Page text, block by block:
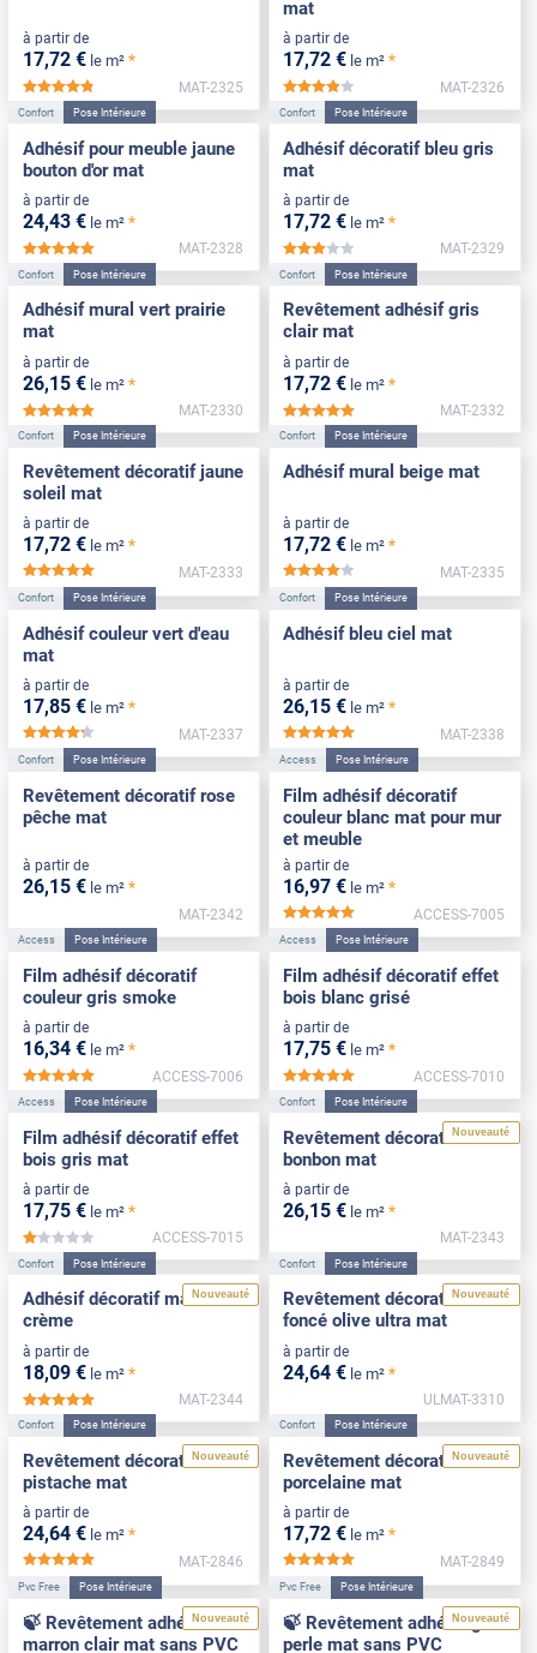
à partir de
17,72 € le m² *
*****
MAT-2325
mat
à partir de
17,72 € le m² *
*****
MAT-2326
Confort Pose Intérieure
Adhésif pour meuble jaune
bouton d'or mat
à partir de
24,43 € le m² *
*****
MAT-2328
Confort Pose Intérieure
Adhésif décoratif bleu gris
mat
à partir de
17,72 € le m² *
*****
MAT-2329
Confort Pose Intérieure
Adhésif mural vert prairie
mat
à partir de
26,15 € le m² *
*****
MAT-2330
Confort Pose Intérieure
Revêtement adhésif gris
clair mat
à partir de
17,72 € le m² *
MAT-2332
Confort Pose Intérieure
Revêtement décoratif jaune
soleil mat
à partir de
17,72 € le m² *
MAT-2333
Confort Pose Intérieure
Adhésif mural beige mat
à partir de
17,72 € le m² *
*****
MAT-2335
Confort Pose Intérieure
Adhésif couleur vert d'eau
mat
à partir de
17,85 € le m² *
*****
MAT-2337
Confort Pose Intérieure
Adhésif bleu ciel mat
à partir de
26,15 € le m² *
MAT-2338
Confort Pose Intérieure
Revêtement décoratif rose
pêche mat
à partir de
26,15 € le m² *
MAT-2342
Access Pose Intérieure
Film adhésif décoratif
couleur blanc mat pour mur
et meuble
à partir de
16,97 € le m² *
ACCESS-7005
Access Pose Intérieure
Film adhésif décoratif
couleur gris smoke
à partir de
16,34 € le m² *
*****
ACCESS-7006
Access Pose Intérieure
Film adhésif décoratif effet
bois blanc grisé
à partir de
17,75 € le m² *
ACCESS-7010
Access Pose Intérieure
Film adhésif décoratif effet
bois gris mat
à partir de
17,75 € le m² *
*****
ACCESS-7015
Nouveauté
Confort Pose Intérieure
Revêtement décoratif rose
bonbon mat
à partir de
26,15 € le m² *
MAT-2343
Nouveauté
Confort Pose Intérieure
Adhésif décoratif mat blanc
crème
à partir de
18,09 € le m² *
*****
MAT-2344
Nouveauté
Confort Pose Intérieure
Revêtement décoratif vert
foncé olive ultra mat
à partir de
24,64 € le m² *
ULMAT-3310
Nouveauté
Confort Pose Intérieure
Revêtement décoratif vert
pistache mat
à partir de
24,64 € le m² *
MAT-2846
Nouveauté
Confort Pose Intérieure
Revêtement décoratif
porcelaine mat
à partir de
17,72 € le m² *
MAT-2849
Nouveauté
Pvc Free Pose Intérieure
🍃 Revêtement adhésif
marron clair mat sans PVC
Nouveauté
Pvc Free Pose Intérieure
🍃 Revêtement adhésif gris
perle mat sans PVC